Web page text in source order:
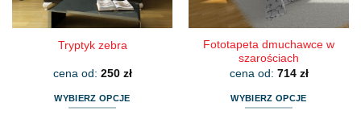
produktu
produktu
Tryptyk zebra
cena od: 250 zł
WYBIERZ OPCJE
Fototapeta dmuchawce w
szarościach
cena od: 714 zł
WYBIERZ OPCJE